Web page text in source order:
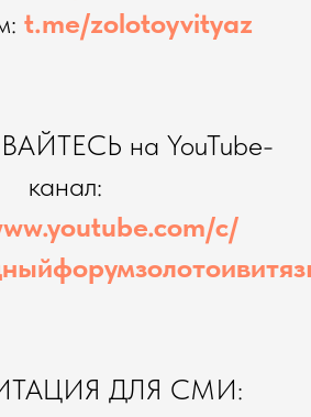
t.me/zolotoyvityaz
на YouTube-
канал:
c/
ДЛЯ СМИ: